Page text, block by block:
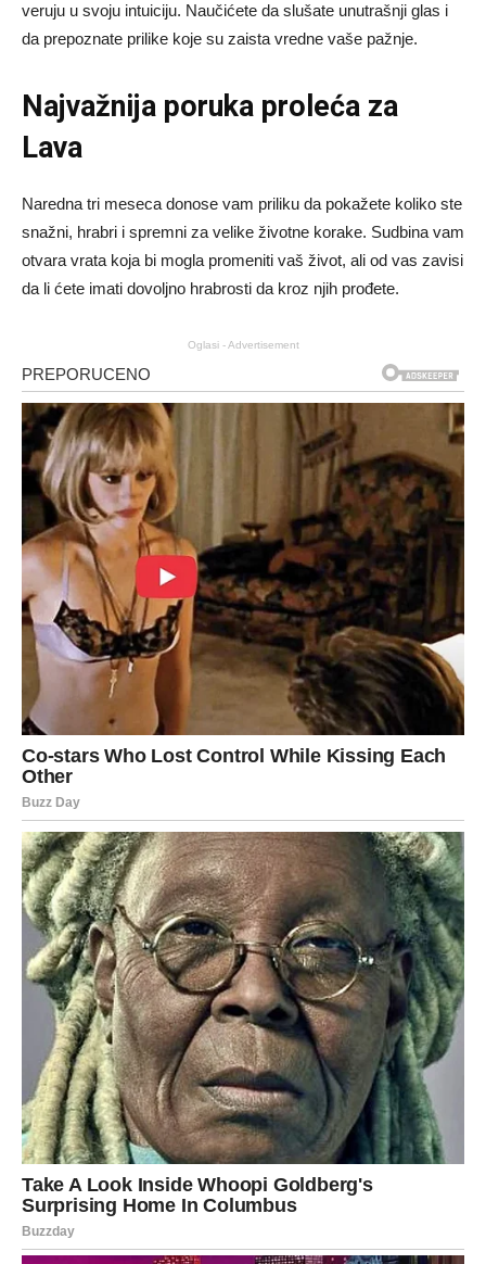
veruju u svoju intuiciju. Naučićete da slušate unutrašnji glas i
da prepoznate prilike koje su zaista vredne vaše pažnje.
Najvažnija poruka proleća za
Lava
Naredna tri meseca donose vam priliku da pokažete koliko ste
snažni, hrabri i spremni za velike životne korake. Sudbina vam
otvara vrata koja bi mogla promeniti vaš život, ali od vas zavisi
da li ćete imati dovoljno hrabrosti da kroz njih prođete.
Oglasi - Advertisement